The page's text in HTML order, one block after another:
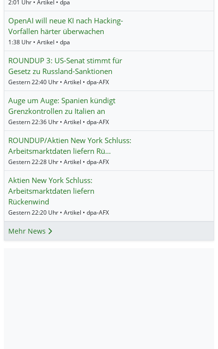
2:01 Uhr • Artikel • dpa
OpenAI will neue KI nach Hacking-
Vorfällen härter überwachen
1:38 Uhr • Artikel • dpa
ROUNDUP 3: US-Senat stimmt für
Gesetz zu Russland-Sanktionen
Gestern 22:40 Uhr • Artikel • dpa-AFX
Auge um Auge: Spanien kündigt
Grenzkontrollen zu Italien an
Gestern 22:36 Uhr • Artikel • dpa-AFX
ROUNDUP/Aktien New York Schluss:
Arbeitsmarktdaten liefern Rü…
Gestern 22:28 Uhr • Artikel • dpa-AFX
Aktien New York Schluss:
Arbeitsmarktdaten liefern
Rückenwind
Gestern 22:20 Uhr • Artikel • dpa-AFX
Mehr News